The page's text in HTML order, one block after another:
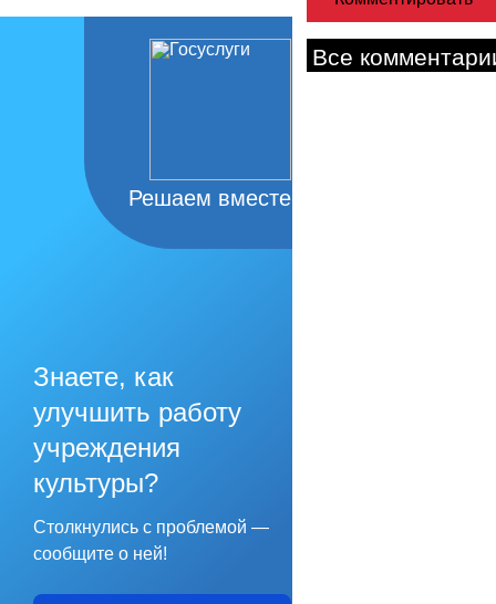
Решаем вместе
Знаете, как
улучшить работу
учреждения
культуры?
Столкнулись с проблемой —
сообщите о ней!
Все